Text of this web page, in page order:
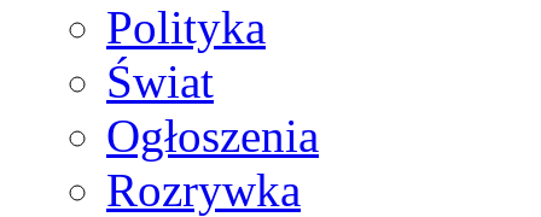
Polityka
Świat
Ogłoszenia
Rozrywka